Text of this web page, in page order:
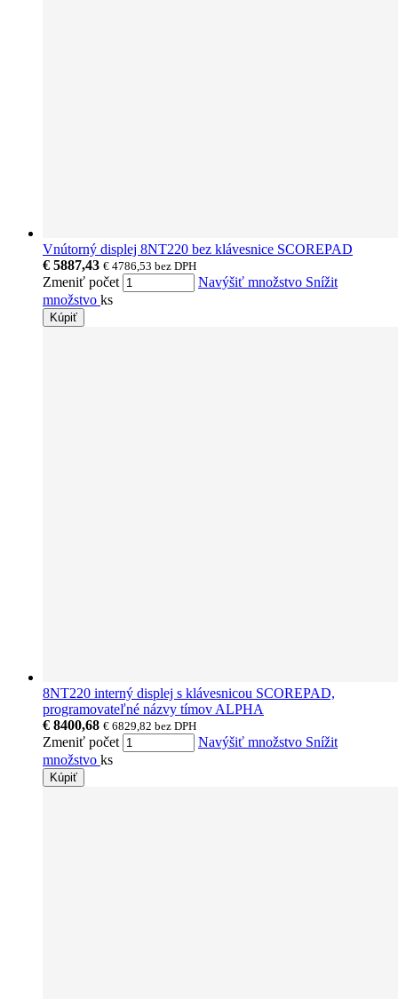
Vnútorný displej 8NT220 bez klávesnice SCOREPAD
€ 5887,43 € 4786,53 bez DPH
Zmeniť počet Navýšiť množstvo Snížit
množstvo ks
Kúpiť
8NT220 interný displej s klávesnicou SCOREPAD,
programovateľné názvy tímov ALPHA
€ 8400,68 € 6829,82 bez DPH
Zmeniť počet Navýšiť množstvo Snížit
množstvo ks
Kúpiť